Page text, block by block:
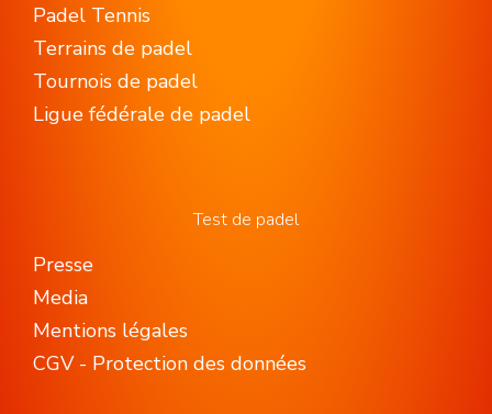
Padel Tennis
Terrains de padel
Tournois de padel
Ligue fédérale de padel
Test de padel
Presse
Media
Mentions légales
CGV - Protection des données